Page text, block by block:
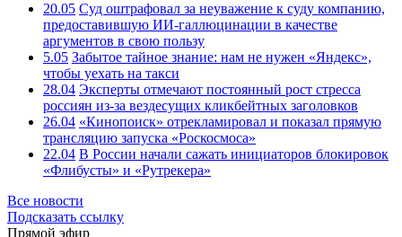
20.05 Суд оштрафовал за неуважение к суду компанию,
предоставившую ИИ-галлюцинации в качестве
аргументов в свою пользу
5.05 Забытое тайное знание: нам не нужен «Яндекс»,
чтобы уехать на такси
28.04 Эксперты отмечают постоянный рост стресса
россиян из-за вездесущих кликбейтных заголовков
26.04 «Кинопоиск» отрекламировал и показал прямую
трансляцию запуска «Роскосмоса»
22.04 В России начали сажать инициаторов блокировок
«Флибусты» и «Рутрекера»
Все новости
Подсказать ссылку
Прямой эфир